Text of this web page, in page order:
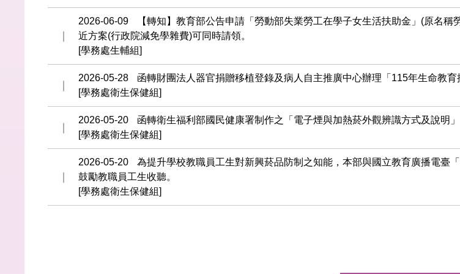
2026-06-09
【轉知】教育部公告申請「勞動部失業勞工在學子女生活扶助金」(原名
近方案(行政院減免學雜費)可同時請領。
[學務處生輔組]
2026-05-28
函轉財團法人器官捐贈移植登錄及病人自主推廣中心辦理「115年生命教
[學務處衛生保健組]
2026-05-20
函轉衛生福利部國民健康署制作之「電子煙與加熱菸外觀辨識方式及說明」
[學務處衛生保健組]
2026-05-20
為提升學校教職員工生對新興菸品防制之知能，本部與國立教育廣播電臺
鼓勵教職員工生收聽。
[學務處衛生保健組]